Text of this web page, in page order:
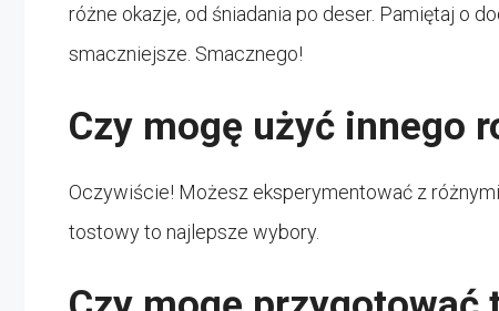
różne okazje, od śniadania po deser. Pamiętaj o
smaczniejsze. Smacznego!
Czy mogę użyć innego
Oczywiście! Możesz eksperymentować z
tostowy to najlepsze wybory.